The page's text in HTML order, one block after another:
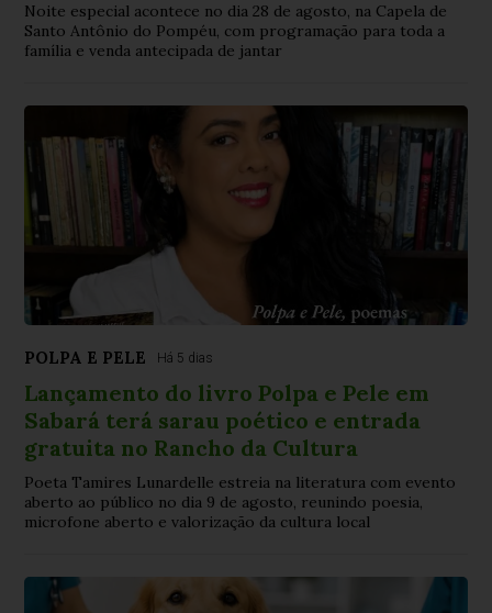
Noite especial acontece no dia 28 de agosto, na Capela de
Santo Antônio do Pompéu, com programação para toda a
família e venda antecipada de jantar
POLPA E PELE Há 5 dias
Lançamento do livro Polpa e Pele em
Sabará terá sarau poético e entrada
gratuita no Rancho da Cultura
Poeta Tamires Lunardelle estreia na literatura com evento
aberto ao público no dia 9 de agosto, reunindo poesia,
microfone aberto e valorização da cultura local